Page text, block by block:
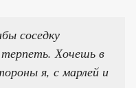
соседку
Хочешь в
я, с марлей и